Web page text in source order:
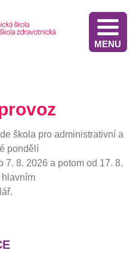
MENU
škola pro administrativní a
pondělí
7. 8. 2026 a potom od 17. 8.